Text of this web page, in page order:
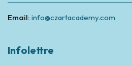
Email: info@czartacademy.com
Infolettre